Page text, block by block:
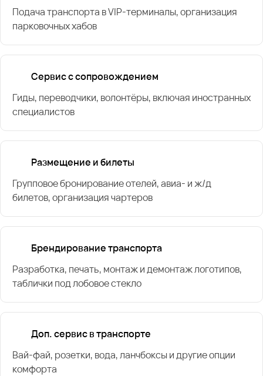
Подача транспорта в VIP-терминалы, организация
парковочных хабов
Сервис с сопровождением
Гиды, переводчики, волонтёры, включая иностранных
специалистов
Размещение и билеты
Групповое бронирование отелей, авиа- и ж/д
билетов, организация чартеров
Брендирование транспорта
Разработка, печать, монтаж и демонтаж логотипов,
таблички под лобовое стекло
Доп. сервис в транспорте
Вай-фай, розетки, вода, ланчбоксы и другие опции
комфорта